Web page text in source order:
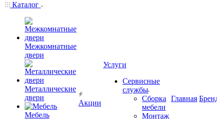
Каталог
Межкомнатные
двери
Металлические
двери
Мебель
Акции
Услуги
Сервисные
службы
Сборка
мебели
Монтаж
Главная